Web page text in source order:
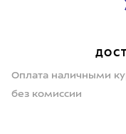
Оплата наличными
без комиссии